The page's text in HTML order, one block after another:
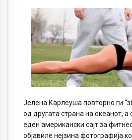
Јелена Карлеуша повторно ги
од другата страна на океанот, а
еден американски сајт за
објавиле нејзина фотографија